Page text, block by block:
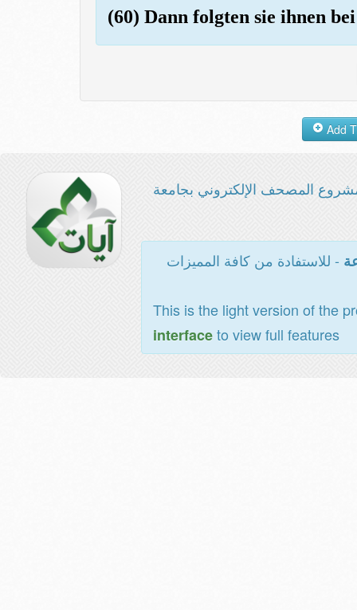
(60) Dann folgten sie ihnen
المصحف الإلكتروني بجامعة
- للاستفادة من كافة المميزات
This is the light version of the
interfaceto view full features